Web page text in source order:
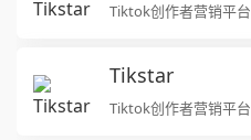
Tiktok创作者营销平台
Tikstar
Tiktok创作者营销平台